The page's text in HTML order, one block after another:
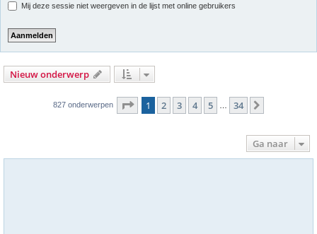
Mij deze sessie niet weergeven in de lijst met online gebruikers
Nieuw onderwerp
827 onderwerpen Pagina van 34
1 2 3 4 5 34
Ga naar